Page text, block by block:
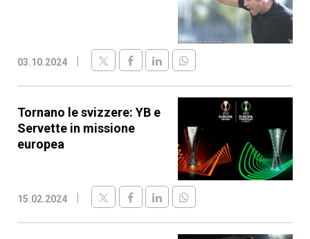
03.10.2024
Tornano le svizzere: YB e
Servette in missione
europea
15.02.2024